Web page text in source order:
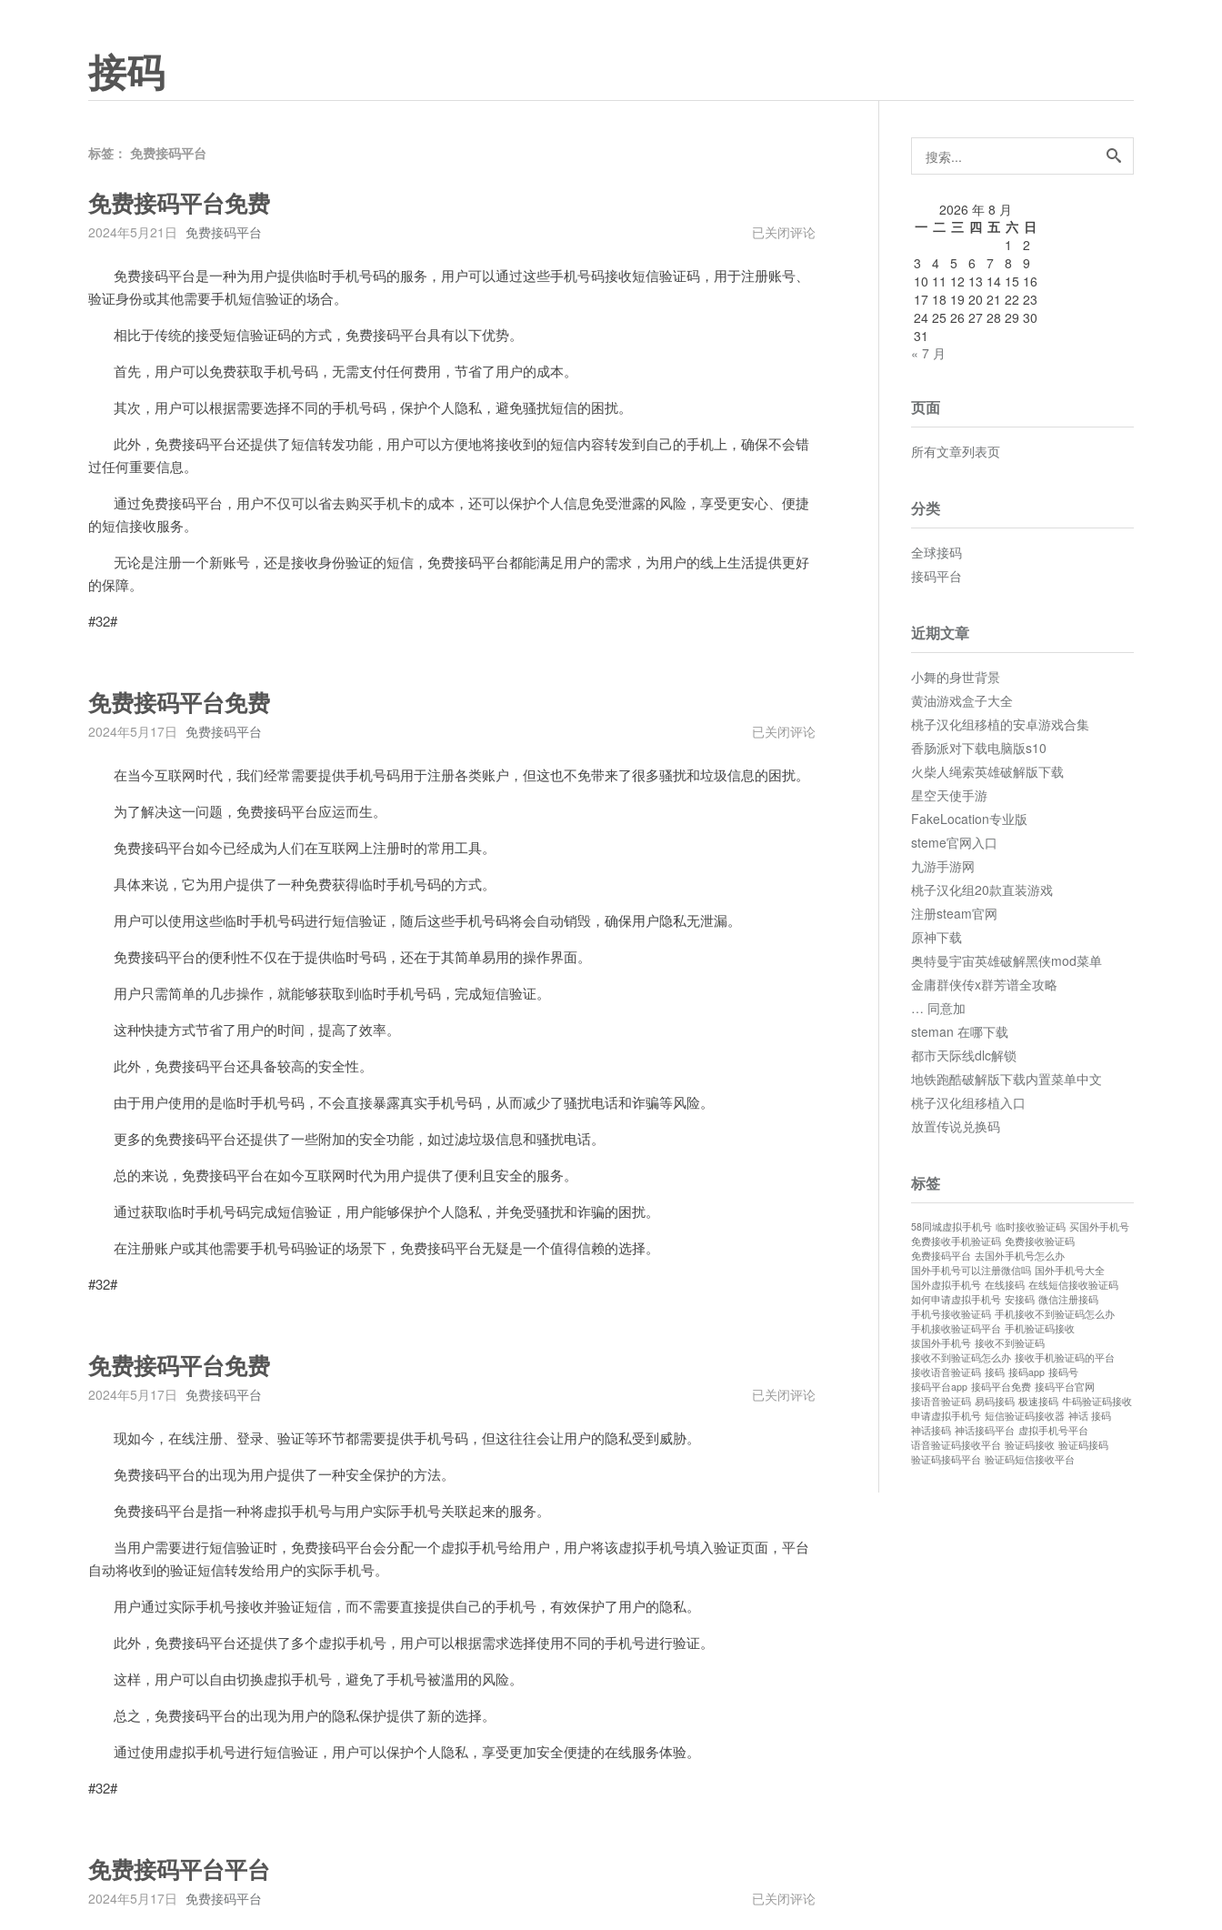
接码
标签： 免费接码平台
免费接码平台免费
2024年5月21日 免费接码平台
免
费
码
平
已关闭评论
免费接码平台是一种为用户提供临时手机号码的服务，用户可以通过这些手机号码接收短信验证码，用于注册账号、
验证身份或其他需要手机短信验证的场合。
相比于传统的接受短信验证码的方式，免费接码平台具有以下优势。
首先，用户可以免费获取手机号码，无需支付任何费用，节省了用户的成本。
其次，用户可以根据需要选择不同的手机号码，保护个人隐私，避免骚扰短信的困扰。
此外，免费接码平台还提供了短信转发功能，用户可以方便地将接收到的短信内容转发到自己的手机上，确保不会错
过任何重要信息。
通过免费接码平台，用户不仅可以省去购买手机卡的成本，还可以保护个人信息免受泄露的风险，享受更安心、便捷
的短信接收服务。
无论是注册一个新账号，还是接收身份验证的短信，免费接码平台都能满足用户的需求，为用户的线上生活提供更好
的保障。
#32#
免费接码平台免费
2024年5月17日 免费接码平台
免
费
码
平
已关闭评论
在当今互联网时代，我们经常需要提供手机号码用于注册各类账户，但这也不免带来了很多骚扰和垃圾信息的困扰。
为了解决这一问题，免费接码平台应运而生。
免费接码平台如今已经成为人们在互联网上注册时的常用工具。
具体来说，它为用户提供了一种免费获得临时手机号码的方式。
用户可以使用这些临时手机号码进行短信验证，随后这些手机号码将会自动销毁，确保用户隐私无泄漏。
免费接码平台的便利性不仅在于提供临时号码，还在于其简单易用的操作界面。
用户只需简单的几步操作，就能够获取到临时手机号码，完成短信验证。
这种快捷方式节省了用户的时间，提高了效率。
此外，免费接码平台还具备较高的安全性。
由于用户使用的是临时手机号码，不会直接暴露真实手机号码，从而减少了骚扰电话和诈骗等风险。
更多的免费接码平台还提供了一些附加的安全功能，如过滤垃圾信息和骚扰电话。
总的来说，免费接码平台在如今互联网时代为用户提供了便利且安全的服务。
通过获取临时手机号码完成短信验证，用户能够保护个人隐私，并免受骚扰和诈骗的困扰。
在注册账户或其他需要手机号码验证的场景下，免费接码平台无疑是一个值得信赖的选择。
#32#
免费接码平台免费
2024年5月17日 免费接码平台
免
费
已关闭评论
现如今，在线注册、登录、验证等环节都需要提供手机号码，但这往往会让用户的隐私受到威胁。
免费接码平台的出现为用户提供了一种安全保护的方法。
免费接码平台是指一种将虚拟手机号与用户实际手机号关联起来的服务。
当用户需要进行短信验证时，免费接码平台会分配一个虚拟手机号给用户，用户将该虚拟手机号填入验证页面，平台
自动将收到的验证短信转发给用户的实际手机号。
用户通过实际手机号接收并验证短信，而不需要直接提供自己的手机号，有效保护了用户的隐私。
此外，免费接码平台还提供了多个虚拟手机号，用户可以根据需求选择使用不同的手机号进行验证。
这样，用户可以自由切换虚拟手机号，避免了手机号被滥用的风险。
总之，免费接码平台的出现为用户的隐私保护提供了新的选择。
通过使用虚拟手机号进行短信验证，用户可以保护个人隐私，享受更加安全便捷的在线服务体验。
#32#
免费接码平台平台
2024年5月17日 免费接码平台
免
费
已关闭评论
搜
索...
2026 年 8 月
一 二 三 四 五 六 日
1
2
3
4 5 6 7 8
9
10 11 12 13 14 15 16
17 18 19 20 21 22 23
24 25 26 27 28 29 30
31
« 7 月
页面
所有文章列表页
分类
全球接码
接码平台
近期文章
小舞的身世背景
黄油游戏盒子大全
桃子汉化组移植的安卓游戏合集
香肠派对下载电脑版s10
火柴人绳索英雄破解版下载
星空天使手游
FakeLocation专业版
steme官网入口
九游手游网
桃子汉化组20款直装游戏
注册steam官网
原神下载
奥特曼宇宙英雄破解黑侠mod菜单
金庸群侠传x群芳谱全攻略
… 同意加
steman 在哪下载
都市天际线dlc解锁
地铁跑酷破解版下载内置菜单中文
桃子汉化组移植入口
放置传说兑换码
标签
58同城虚拟手机号 临时接收验证码 买国外手机号
免费接收手机验证码 免费接收验证码
免费接码平台 去国外手机号怎么办
国外手机号可以注册微信吗 国外手机号大全
国外虚拟手机号 在线接码 在线短信接收验证码
如何申请虚拟手机号 安接码 微信注册接码
手机号接收验证码 手机接收不到验证码怎么办
手机接收验证码平台 手机验证码接收
拔国外手机号 接收不到验证码
接收不到验证码怎么办 接收手机验证码的平台
接收语音验证码 接码 接码app 接码号
接码平台app 接码平台免费 接码平台官网
接语音验证码 易码接码 极速接码 牛码验证码接收
申请虚拟手机号 短信验证码接收器 神话 接码
神话接码 神话接码平台 虚拟手机号平台
语音验证码接收平台 验证码接收 验证码接码
验证码接码平台 验证码短信接收平台